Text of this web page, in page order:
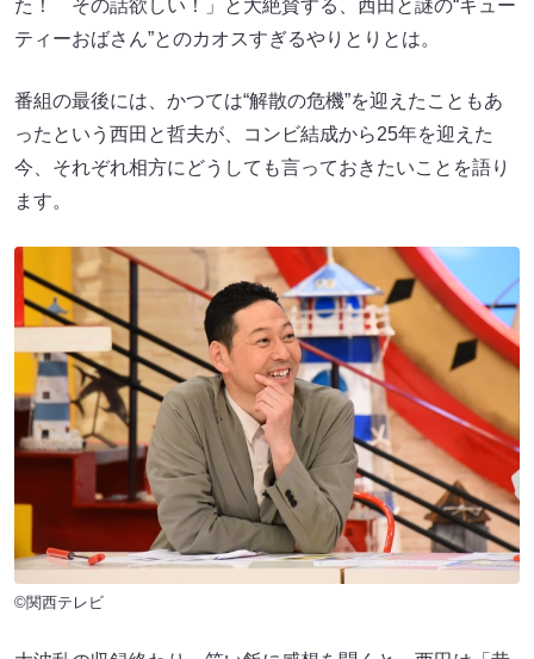
た！ その話欲しい！」と大絶賛する、西田と謎の“キュー
ティーおばさん”とのカオスすぎるやりとりとは。
番組の最後には、かつては“解散の危機”を迎えたこともあ
ったという西田と哲夫が、コンビ結成から25年を迎えた
今、それぞれ相方にどうしても言っておきたいことを語り
ます。
©関西テレビ